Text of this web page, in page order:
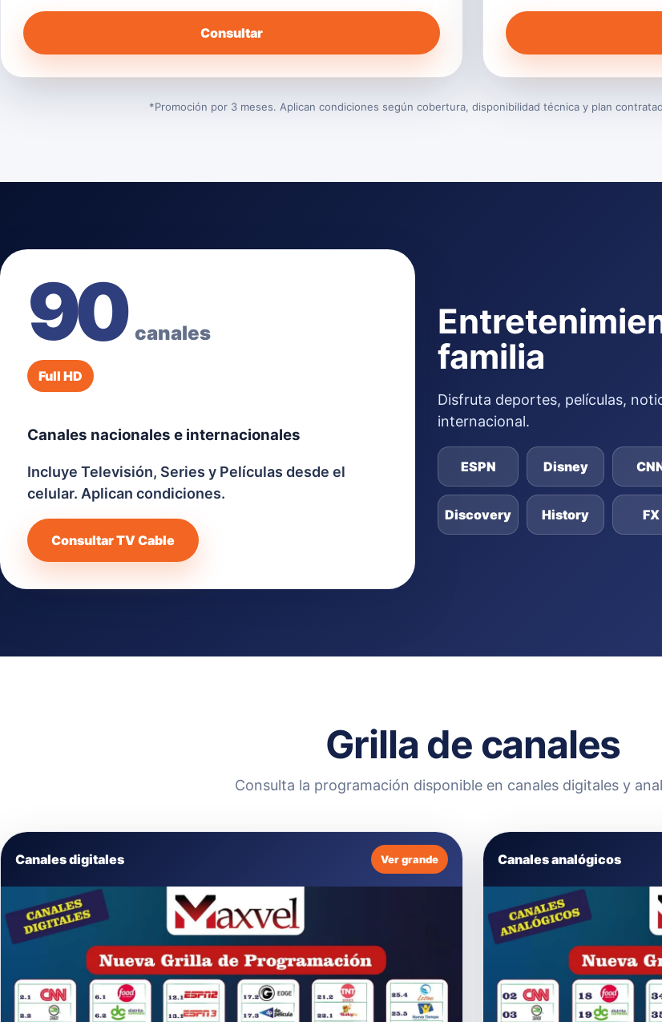
Consultar
*Promoción por 3 meses. Aplican condiciones según cobertura, disponibilidad técnica y plan
90canales
Full HD
Canales nacionales e internacionales
Incluye Televisión, Series y Películas desde el
celular. Aplican condiciones.
Consultar TV Cable
familia
Disfruta deportes, películas,
internacional.
ESPN Disney
Discovery History FX
Grilla de canales
Consulta la programación disponible en canales digitales y
Canales digitales Ver grande Canales analógicos